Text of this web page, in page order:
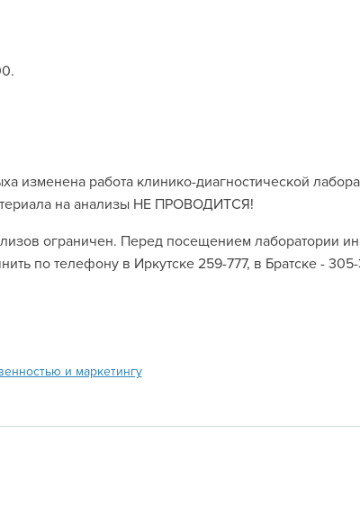
изменена работа клинико-диагностической
на анализы НЕ ПРОВОДИТСЯ!
ограничен. Перед посещением лаборатории
по телефону в Иркутске 259-777, в Братске -
и маркетингу